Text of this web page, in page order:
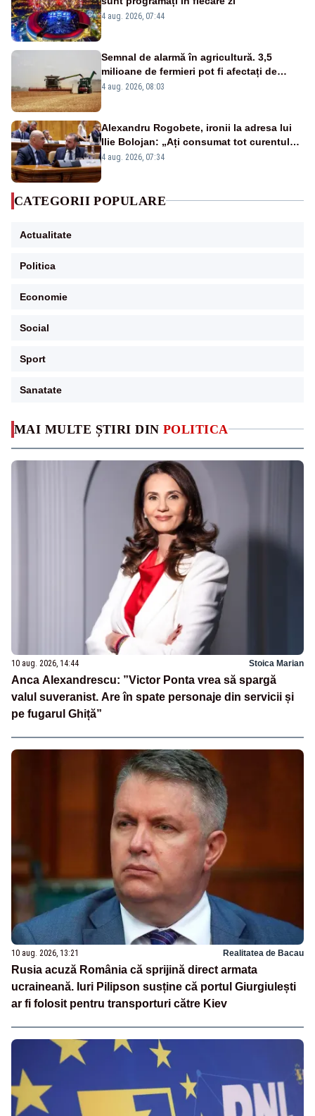
MAI MULTE ȘTIRI DIN POLITICA
10 aug. 2026, 14:44 Stoica Marian
Anca Alexandrescu: ”Victor Ponta vrea să spargă
valul suveranist. Are în spate personaje din servicii și
pe fugarul Ghiță”
10 aug. 2026, 13:21 Realitatea de Bacau
Rusia acuză România că sprijină direct armata
ucraineană. Iuri Pilipson susține că portul Giurgiulești
ar fi folosit pentru transporturi către Kiev
4 aug. 2026, 07:44
Semnal de alarmă în agricultură. 3,5
milioane de fermieri pot fi afectați de
strategia pentru conservarea
4 aug. 2026, 08:03
Alexandru Rogobete, ironii la adresa lui
Ilie Bolojan: „Ați consumat tot curentul
urmărind șobolani imaginari”
4 aug. 2026, 07:34
CATEGORII POPULARE
Actualitate
Politica
Economie
Social
Sport
Sanatate